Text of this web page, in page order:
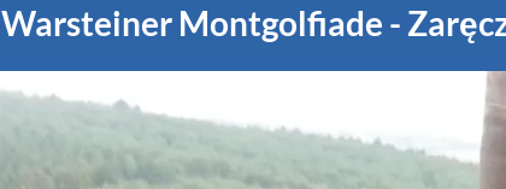
Warsteiner Montgolfiade -